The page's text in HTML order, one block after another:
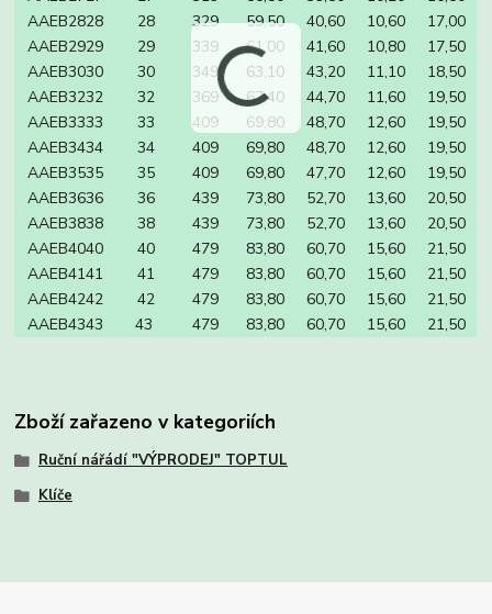
AAEB2828
28 329 59,50 40,60 10,60
17,00
AAEB2929
29 339 61,00 41,60 10,80
17,50
AAEB3030
30 349 63,10 43,20 11,10
18,50
AAEB3232
32 369 67,40 44,70 11,60
19,50
AAEB3333
33 409 69,80 48,70 12,60
19,50
AAEB3434
34 409 69,80 48,70 12,60
19,50
AAEB3535
35 409 69,80 47,70 12,60
19,50
AAEB3636
36 439 73,80 52,70 13,60
20,50
AAEB3838
38 439 73,80 52,70 13,60
20,50
AAEB4040
40 479 83,80 60,70 15,60
21,50
AAEB4141
41 479 83,80 60,70 15,60
21,50
AAEB4242
42 479 83,80 60,70 15,60
21,50
AAEB4343
43 479 83,80 60,70 15,60 21,50
Zboží zařazeno v kategoriích
Ruční nářádí "VÝPRODEJ" TOPTUL
Klíče